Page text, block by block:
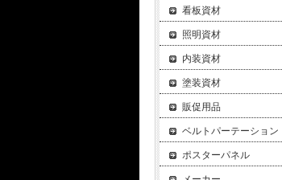
看板資材
照明資材
内装資材
塗装資材
販促用品
ベルトパーテーション
ポスターパネル